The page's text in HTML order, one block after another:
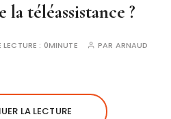
la téléassistance ?
LECTURE : 0MINUTE PAR ARNAUD
LA LECTURE